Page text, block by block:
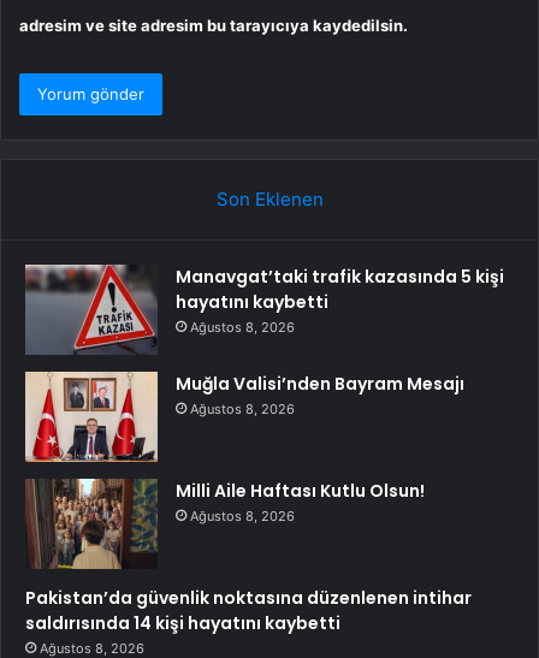
adresim ve site adresim bu tarayıcıya kaydedilsin.
Son Eklenen
Manavgat’taki trafik kazasında 5 kişi
hayatını kaybetti
Ağustos 8, 2026
Muğla Valisi’nden Bayram Mesajı
Ağustos 8, 2026
Milli Aile Haftası Kutlu Olsun!
Ağustos 8, 2026
Pakistan’da güvenlik noktasına düzenlenen intihar
saldırısında 14 kişi hayatını kaybetti
Ağustos 8, 2026